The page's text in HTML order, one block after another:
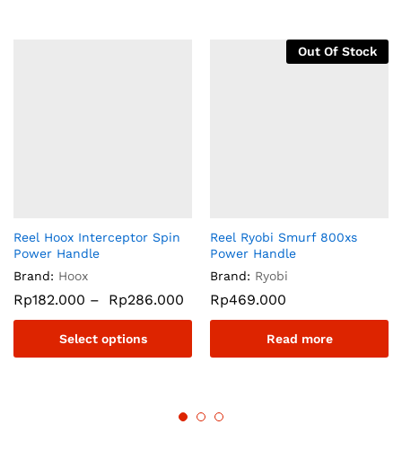
Reel Hoox Interceptor Spin
Power Handle
Brand: Hoox
Rp182.000 – Rp286.000
Select options
Out Of Stock
Reel Ryobi Smurf 800xs
Power Handle
Brand: Ryobi
Rp469.000
Read more